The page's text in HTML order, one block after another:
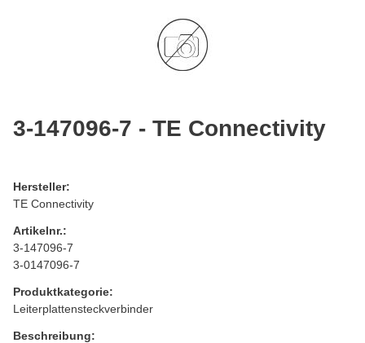
3-147096-7 - TE Connectivity
Hersteller:
TE Connectivity
Artikelnr.:
3-147096-7
3-0147096-7
Produktkategorie:
Leiterplattensteckverbinder
Beschreibung: